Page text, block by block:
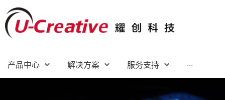
产品中心 解决方案 服务支持 ···